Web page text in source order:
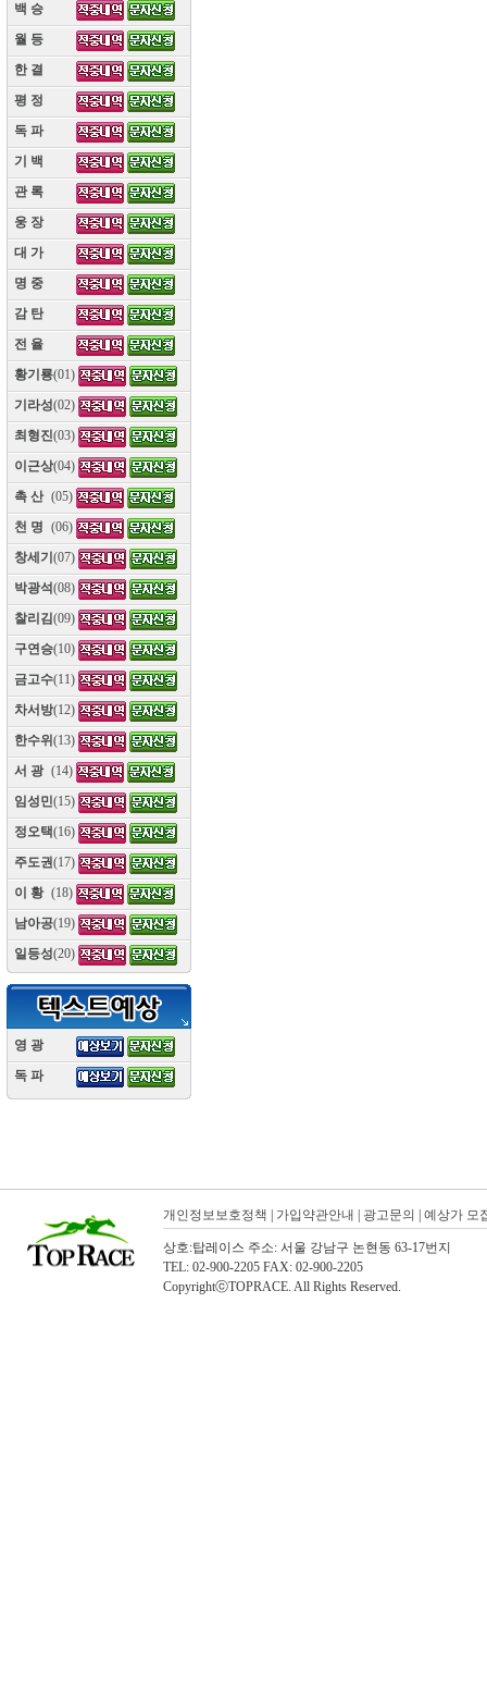
백 승
월 등
한 결
평 정
독 파
기 백
관 록
웅 장
대 가
명 중
감 탄
전 율
황기룡(01)
기라성(02)
최형진(03)
이근상(04)
촉 산 (05)
천 명 (06)
창세기 (07)
박광석(08)
찰리김(09)
구연승(10)
금고수(11)
차서방(12)
한수위 (13)
서 광 (14)
임성민(15)
정오택(16)
주도권(17)
이 황 (18)
남아공(19)
일등성(20)
영 광
독 파
개인정보보호정책 가입약관안내 광고문의 예상가 모
상호:탑레이스 주소: 서울 강남구 논현동 63-17번지
TEL: 02-900-2205 FAX: 02-900-2205
CopyrightⓒTOPRACE. All Rights Reserved.